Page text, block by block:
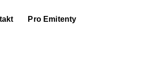
Pro Emitenty